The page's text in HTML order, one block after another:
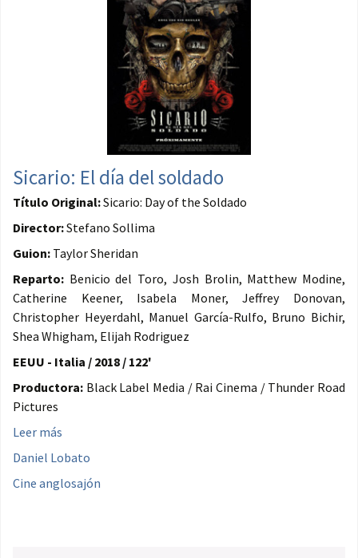
Sicario: El día del soldado
Título Original:Sicario: Day of the Soldado
Director:Stefano Sollima
Guion: Taylor Sheridan
Reparto: Benicio del Toro, Josh Brolin, Matthew Modine,
Catherine Keener, Isabela Moner, Jeffrey Donovan,
Christopher Heyerdahl, Manuel García-Rulfo, Bruno Bichir,
Shea Whigham, Elijah Rodriguez
EEUU - Italia / 2018 / 122'
Productora: Black Label Media / Rai Cinema / Thunder Road
Pictures
Leer más
Daniel Lobato
Cine anglosajón